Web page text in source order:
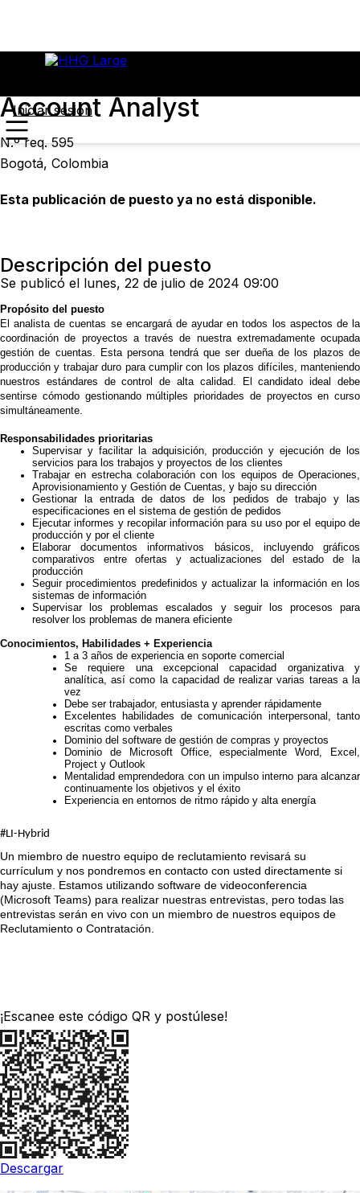
Iniciar sesión
Account Analyst
N.º req. 595
Bogotá, Colombia
Esta publicación de puesto ya no está disponible.
Descripción del puesto
Se publicó el lunes, 22 de julio de 2024 09:00
Propósito del puesto
El analista de cuentas se encargará de ayudar en todos los aspectos de la
coordinación de proyectos a través de nuestra extremadamente ocupada
gestión de cuentas. Esta persona tendrá que ser dueña de los plazos de
producción y trabajar duro para cumplir con los plazos difíciles, manteniendo
nuestros estándares de control de alta calidad. El candidato ideal debe
sentirse cómodo gestionando múltiples prioridades de proyectos en curso
simultáneamente.
Responsabilidades prioritarias
Supervisar y facilitar la adquisición, producción y ejecución de los
servicios para los trabajos y proyectos de los clientes
Trabajar en estrecha colaboración con los equipos de Operaciones,
Aprovisionamiento y Gestión de Cuentas, y bajo su dirección
Gestionar la entrada de datos de los pedidos de trabajo y las
especificaciones en el sistema de gestión de pedidos
Ejecutar informes y recopilar información para su uso por el equipo de
producción y por el cliente
Elaborar documentos informativos básicos, incluyendo gráficos
comparativos entre ofertas y actualizaciones del estado de la
producción
Seguir procedimientos predefinidos y actualizar la información en los
sistemas de información
Supervisar los problemas escalados y seguir los procesos para
resolver los problemas de manera eficiente
Conocimientos, Habilidades + Experiencia
1 a 3 años de experiencia en soporte comercial
Se requiere una excepcional capacidad organizativa y
analítica, así como la capacidad de realizar varias tareas a la
vez
Debe ser trabajador, entusiasta y aprender rápidamente
Excelentes habilidades de comunicación interpersonal, tanto
escritas como verbales
Dominio del software de gestión de compras y proyectos
Dominio de Microsoft Office, especialmente Word, Excel,
Project y Outlook
Mentalidad emprendedora con un impulso interno para alcanzar
continuamente los objetivos y el éxito
Experiencia en entornos de ritmo rápido y alta energía
#LI-Hybrid
Un miembro de nuestro equipo de reclutamiento revisará su
currículum y nos pondremos en contacto con usted directamente si
hay ajuste. Estamos utilizando software de videoconferencia
(Microsoft Teams) para realizar nuestras entrevistas, pero todas las
entrevistas serán en vivo con un miembro de nuestros equipos de
Reclutamiento o Contratación.
¡Escanee este código QR y postúlese!
Descargar